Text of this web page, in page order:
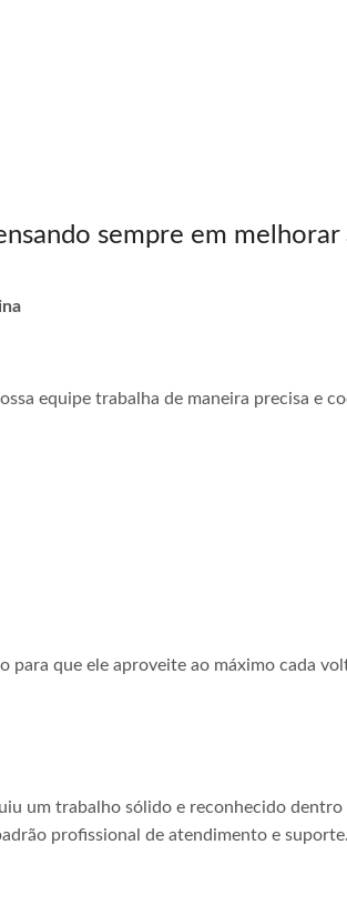
sempre em melhorar
equipe trabalha de maneira precisa e
para que ele aproveite ao máximo cada
um trabalho sólido e reconhecido
profissional de atendimento e suporte.